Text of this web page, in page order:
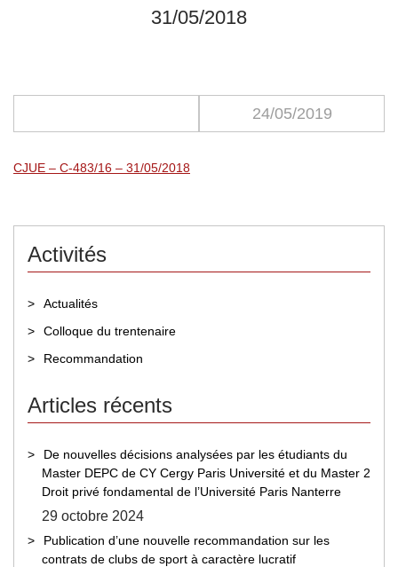
31/05/2018
24/05/2019
CJUE – C-483/16 – 31/05/2018
Activités
Actualités
Colloque du trentenaire
Recommandation
Articles récents
De nouvelles décisions analysées par les étudiants du
Master DEPC de CY Cergy Paris Université et du Master 2
Droit privé fondamental de l’Université Paris Nanterre
29 octobre 2024
Publication d’une nouvelle recommandation sur les
contrats de clubs de sport à caractère lucratif